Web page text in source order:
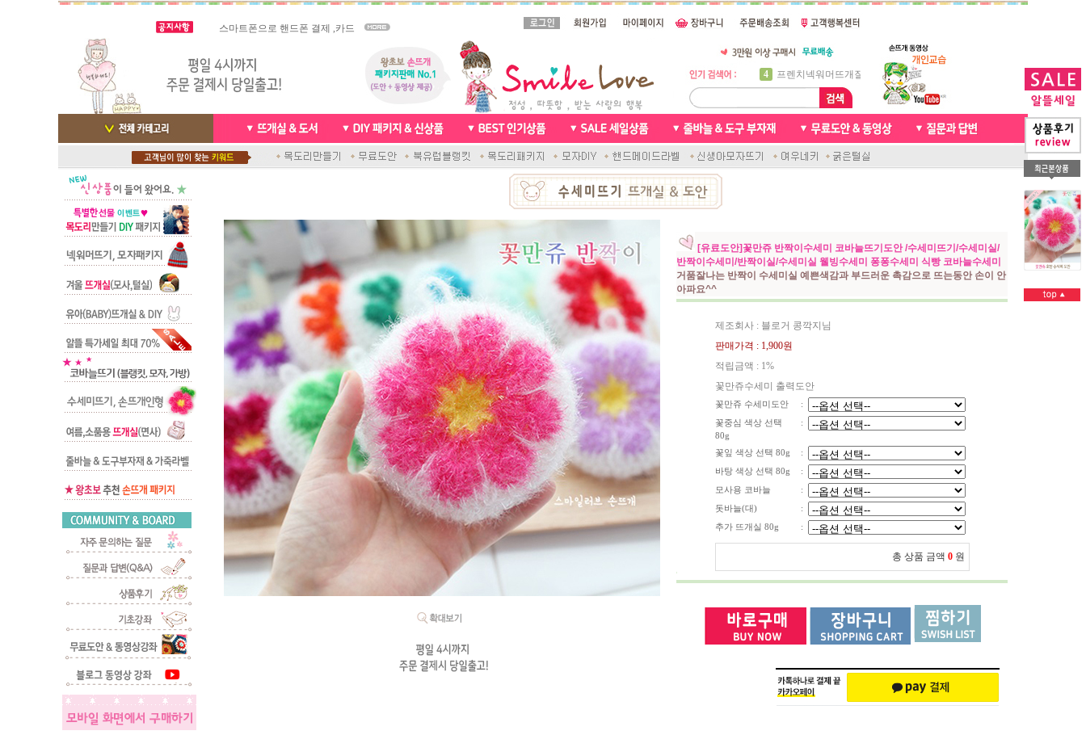
실시간 결
빠른 당일발송/ 거의 그 다음날
5
비니방울모자 동영상
6
꽈배기목도리
7
천연가죽 핸드메이드라벨
8
신생아모자뜨기
10
손뜨개인형
1
자라무늬 목도리뜨기
[유료도안]꽃만쥬 반짝이수세미 코바늘뜨기도안 /수세미뜨기/수세미실/
반짝이수세미/반짝이실/수세미실 웰빙수세미 퐁퐁수세미 식빵 코바늘수세미
거품잘나는 반짝이 수세미실 예쁜색감과 부드러운 촉감으로 뜨는동안 손이 안
아파요^^
제조회사 : 블로거 콩깍지님
판매가격 : 1,900원
적립금액 : 1%
꽃만쥬수세미 출력도안
꽃만쥬 수세미도안
:
꽃중심 색상 선택
80g
:
꽃잎 색상 선택 80g
:
바탕 색상 선택 80g
:
모사용 코바늘
:
돗바늘(대)
:
추가 뜨개실 80g
:
총 상품 금액 0 원